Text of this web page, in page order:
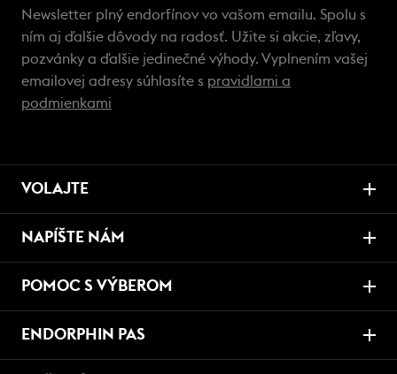
Newsletter plný endorfínov vo vašom emailu. Spolu s
ním aj ďalšie dôvody na radosť. Užite si akcie, zľavy,
pozvánky a ďalšie jedinečné výhody. Vyplnením vašej
emailovej adresy súhlasíte s pravidlami a
podmienkami
VOLAJTE
NAPÍŠTE NÁM
POMOC S VÝBEROM
ENDORPHIN PAS